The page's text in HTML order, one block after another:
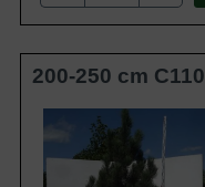
200-250 cm C110